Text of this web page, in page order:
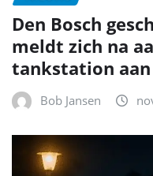
Den Bosch
meldt zich na
tankstation
Bob Jansen